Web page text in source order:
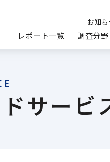
レポート一覧 調査分野
お知
サービ